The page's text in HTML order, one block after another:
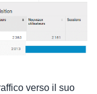
verso il suo